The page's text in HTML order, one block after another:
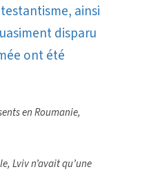
ainsi
disparu
ont été
en Roumanie,
Lviv n’avait qu’une